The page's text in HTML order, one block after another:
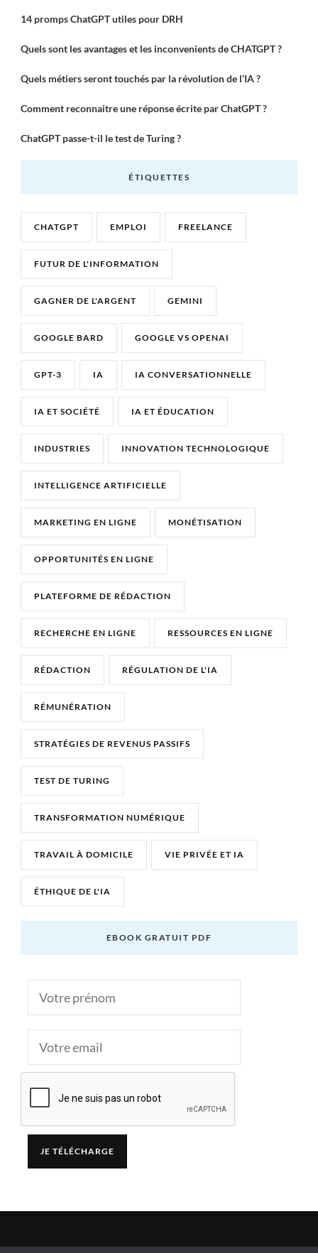
14 promps ChatGPT utiles pour DRH
Quels sont les avantages et les inconvenients de CHATGPT ?
Quels métiers seront touchés par la révolution de l’IA ?
Comment reconnaitre une réponse écrite par ChatGPT ?
ChatGPT passe-t-il le test de Turing ?
ÉTIQUETTES
CHATGPT EMPLOI FREELANCE
FUTUR DE L'INFORMATION
GAGNER DE L'ARGENT GEMINI
GOOGLE BARD GOOGLE VS OPENAI
GPT-3 IA IA CONVERSATIONNELLE
IA ET SOCIÉTÉ IA ET ÉDUCATION
INDUSTRIES INNOVATION TECHNOLOGIQUE
INTELLIGENCE ARTIFICIELLE
MARKETING EN LIGNE MONÉTISATION
OPPORTUNITÉS EN LIGNE
PLATEFORME DE RÉDACTION
RECHERCHE EN LIGNE RESSOURCES EN LIGNE
RÉDACTION RÉGULATION DE L'IA
RÉMUNÉRATION
STRATÉGIES DE REVENUS PASSIFS
TEST DE TURING
TRANSFORMATION NUMÉRIQUE
TRAVAIL À DOMICILE VIE PRIVÉE ET IA
ÉTHIQUE DE L'IA
EBOOK GRATUIT PDF